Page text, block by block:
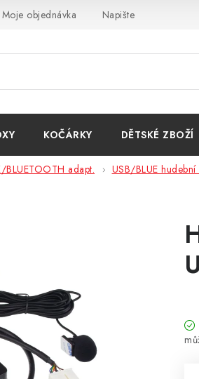
Moje objednávka Napište nám
KOČÁRKY DĚTSKÉ ZBOŽÍ
BLUETOOTH adapt. USB/BLUE